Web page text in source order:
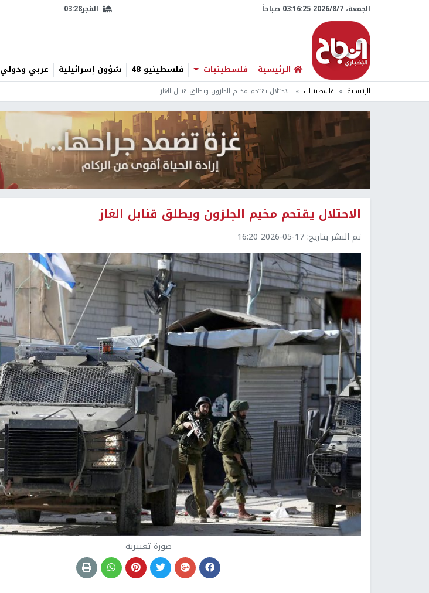
الجمعة، 7/‏8/‏2026 03:16:27 صباحاً الفجر03:28
الرئيسية فلسطينيات فلسطينيو 48 شؤون إسرائيلية عربي ودولي
الرئيسية فلسطينيات الاحتلال يقتحم مخيم الجلزون ويطلق قنابل الغاز
الاحتلال يقتحم مخيم الجلزون ويطلق قنابل الغاز
تم النشر بتاريخ: 2026-05-17 16:20
صورة تعبيرية